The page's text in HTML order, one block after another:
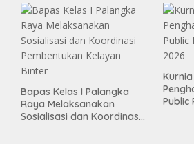
Bapas Kelas I Palangka
Raya Melaksanakan
Sosialisasi dan Koordinasi
Public